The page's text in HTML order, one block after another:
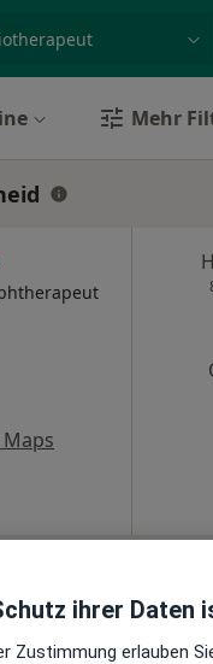
Mehr
ihrer Daten
Zustimmung erlauben